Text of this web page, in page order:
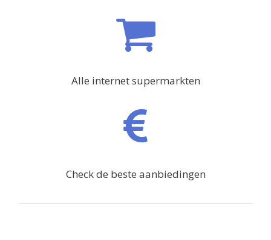
Alle internet supermarkten
Check de beste aanbiedingen